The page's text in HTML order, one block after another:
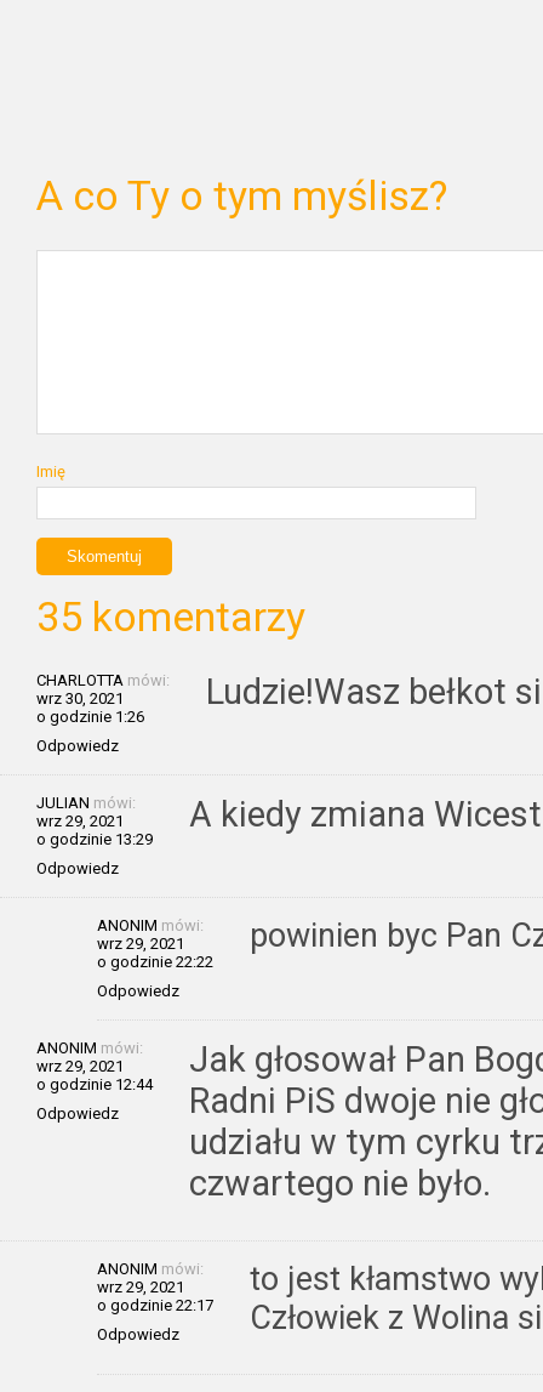
A co Ty o tym myślisz?
Imię
35 komentarzy
CHARLOTTA mówi:
wrz 30, 2021
o godzinie 1:26
Odpowiedz
Ludzie!Wasz bełkot
JULIAN mówi:
wrz 29, 2021
o godzinie 13:29
Odpowiedz
A kiedy zmiana
ANONIM mówi:
wrz 29, 2021
o godzinie 22:22
Odpowiedz
powinien byc Pan
ANONIM mówi:
wrz 29, 2021
o godzinie 12:44
Odpowiedz
Jak głosował Pan
Radni PiS dwoje nie
udziału w tym cyrku
czwartego nie było.
ANONIM mówi:
wrz 29, 2021
o godzinie 22:17
Odpowiedz
to jest kłamstwo
Człowiek z Wolina